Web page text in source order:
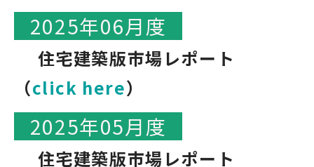
2025年06月度
住宅建築版市場レポート
（click here）
2025年05月度
住宅建築版市場レポート